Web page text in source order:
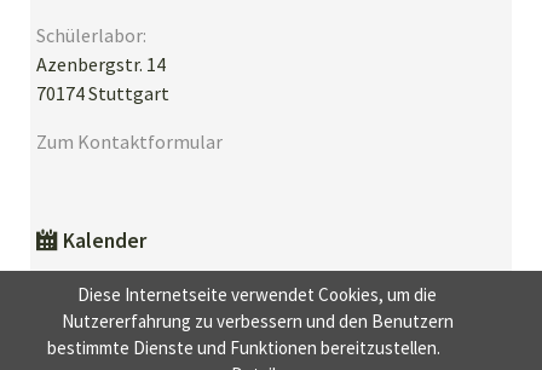
Schülerlabor:
Azenbergstr. 14
70174 Stuttgart
Zum Kontaktformular
Kalender
Aktuell sind keine Termine vorhanden.
Diese Internetseite verwendet Cookies, um die
Nutzererfahrung zu verbessern und den Benutzern
bestimmte Dienste und Funktionen bereitzustellen.